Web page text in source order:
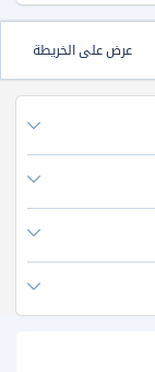
عرض على الخريطة